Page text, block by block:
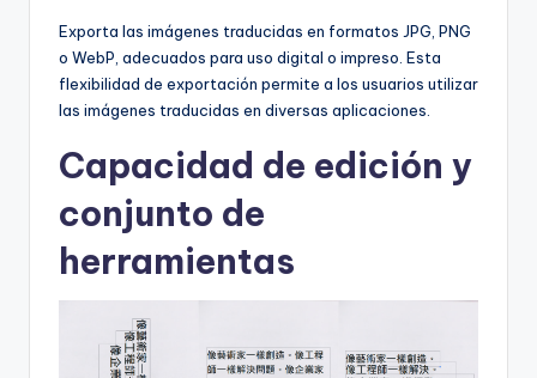
Exporta las imágenes traducidas en formatos JPG, PNG
o WebP, adecuados para uso digital o impreso. Esta
flexibilidad de exportación permite a los usuarios utilizar
las imágenes traducidas en diversas aplicaciones.
Capacidad de edición y
conjunto de
herramientas